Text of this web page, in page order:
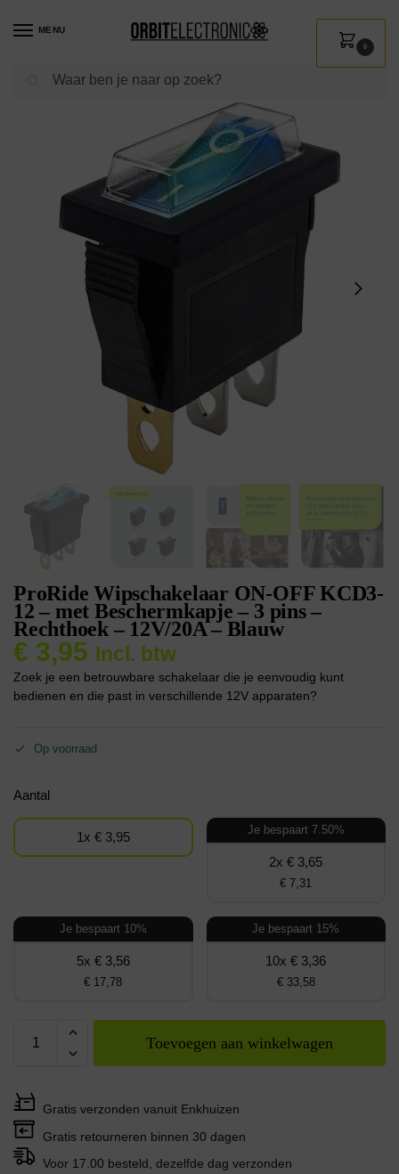
MENU
Zoeken
0
Shop / Installatie Schakelmateriaal
ProRide Wipschakelaar ON-OFF KCD3-
12 – met Beschermkapje – 3 pins –
Rechthoek – 12V/20A – Blauw
€ 3,95 Incl. btw
Zoek je een betrouwbare schakelaar die je eenvoudig kunt
bedienen en die past in verschillende 12V apparaten?
Op voorraad
Aantal
1x € 3,95 Je bespaart 7.50%
2x € 3,65
€ 7,31
Je bespaart 10%
5x € 3,56
€ 17,78
Je bespaart 15%
10x € 3,36
€ 33,58
Toevoegen aan winkelwagen
Gratis verzonden vanuit Enkhuizen
Gratis retourneren binnen 30 dagen
Voor 17.00 besteld, dezelfde dag verzonden